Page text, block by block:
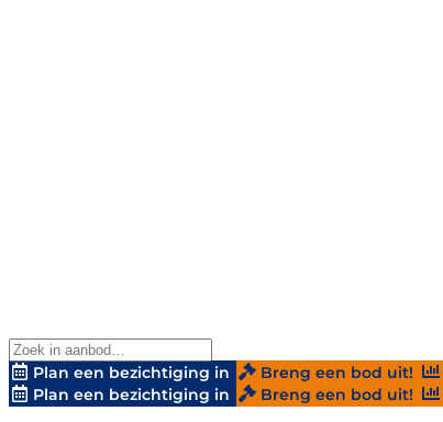
Plan een bezichtiging in Breng een bod uit!
Plan een bezichtiging in
Breng een bod uit!